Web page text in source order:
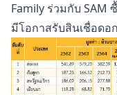
Family ร่วมกับ SAM
มีโอกาสรับสินเชื่อดอ